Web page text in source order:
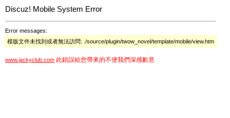
Discuz! Mobile System Error
Error messages:
模版文件未找到或者無法訪問: ./source/plugin/twow_novel/template/mobile/view.htm
www.jackyclub.com 此錯誤給您帶來的不便我們深感歉意